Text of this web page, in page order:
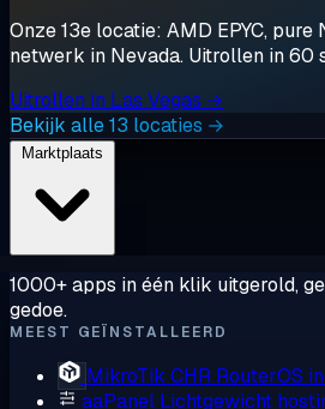
Onze 13e locatie: AMD EPYC,
netwerk in Nevada. Uitrollen in 60
Uitrollen in Las Vegas →
Bekijk alle 13 locaties →
1000+ apps in één klik uitgerold,
gedoe.
MEEST GEÏNSTALLEERD
MikroTik CHR RouterOS
aaPanel Lichtgewicht